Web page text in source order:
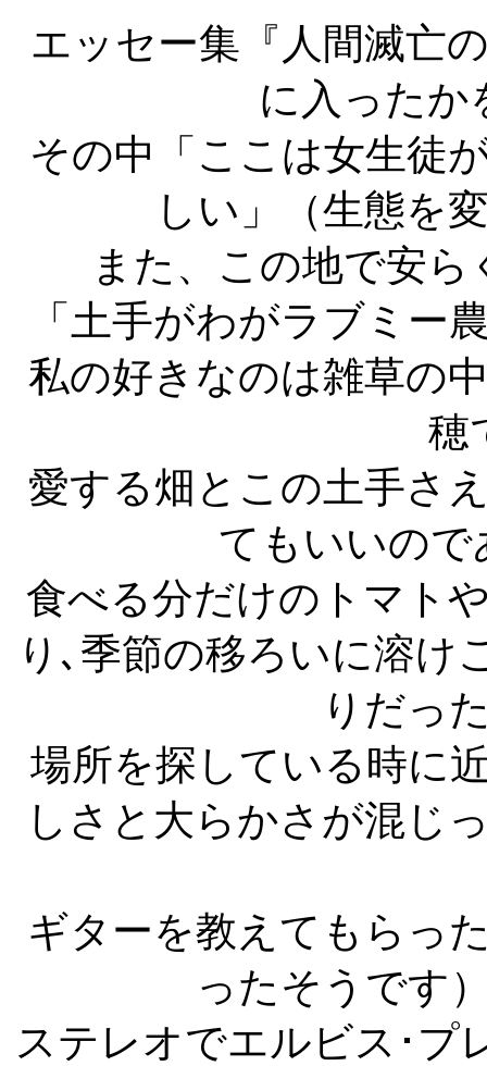
エッセー集『人間滅亡
に入ったか
その中「ここは女生徒
しい」（生態を
また、この地で安
「土手がわがラブミ
私の好きなのは雑草の
穂
愛する畑とこの土手さ
てもいいので
食べる分だけのトマト
り､季節の移ろいに溶け
りだっ
場所を探している時に
しさと大らかさが混じ
ギターを教えてもらっ
ったそうです
ステレオでエルビス･プ